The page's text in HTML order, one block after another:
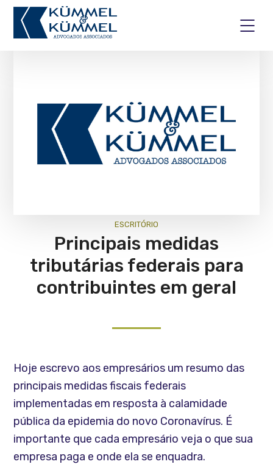
ESCRITÓRIO
Principais medidas
tributárias federais para
contribuintes em geral
Hoje escrevo aos empresários um resumo das
principais medidas fiscais federais
implementadas em resposta à calamidade
pública da epidemia do novo Coronavírus. É
importante que cada empresário veja o que sua
empresa paga e onde ela se enquadra.